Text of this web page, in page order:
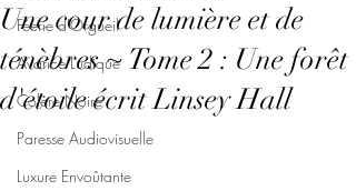
Féerie d'Orgueil
Avarice Ludique
Colère Noire
Paresse Audiovisuelle
Luxure Envoûtante
Une cour de lumière et de
ténèbres ~ Tome 2 : Une forêt
d'étoile écrit Linsey Hall